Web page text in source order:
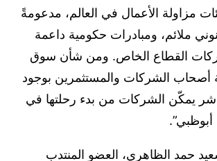
مزاولة الأعمال في العالم، مدعومةً
ملائم، ومبادرات حكومية داعمة
القطاع الخاص. ومن شأن سوق
أصحاب الشركات والمستثمرين بوجود
يمكّن الشركات من بدء رحلتها في
حمد الظاهري، العضو المنتدب